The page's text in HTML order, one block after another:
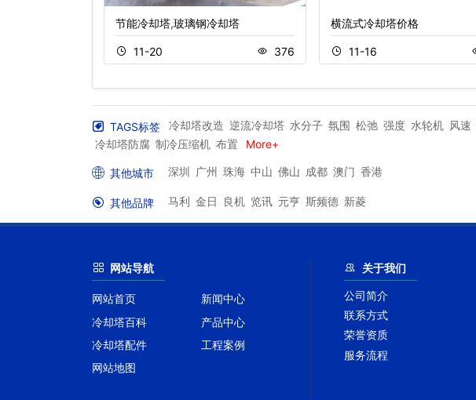
节能冷却塔,玻璃钢冷却塔
11-20 376
横流式冷却塔价格
11-16
TAGS标签 冷却塔改造 逆流冷却塔 水分子 氛围 松弛 强度 水轮机 风速
冷却塔防腐 制冷压缩机 布置 More+
其他城市 深圳 广州 珠海 中山 佛山 成都 澳门 香港
其他品牌 马利 金日 良机 览讯 元亨 斯频德 新菱
网站导航
网站首页
新闻中心
冷却塔百科
产品中心
冷却塔配件
工程案例
网站地图
关于我们
公司简介
联系方式
荣誉资质
服务流程